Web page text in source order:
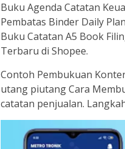
Buku Agenda Catatan
Pembatas Binder Daily
Buku Catatan A5 Book
Terbaru di Shopee.
Contoh Pembukuan
utang piutang Cara
catatan penjualan.